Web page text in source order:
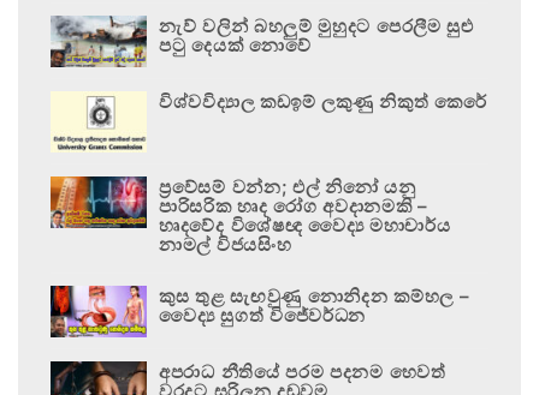
නැව් වලින් බහලුම් මුහුදට පෙරලීම සුළු
පටු දෙයක් නොවේ
විශ්වවිද්‍යාල කඩඉම් ලකුණු නිකුත් කෙරේ
ප්‍රවේසම් වන්න; එල් නිනෝ යනු
පාරිසරික හෘද රෝග අවදානමකි –
හෘදවේද විශේෂඥ වෛද්‍ය මහාචාර්ය
නාමල් විජයසිංහ
කුස තුළ සැඟවුණු නොනිදන කම්හල –
වෛද්‍ය සුගත් විජේවර්ධන
අපරාධ නීතියේ පරම පදනම හෙවත්